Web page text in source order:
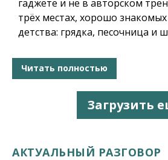
гаджете и не в авторском
трёх местах, хорошо
детства: грядка, песочница и
Читать полностью
Загрузить
АКТУАЛЬНЫЙ РАЗГОВОР